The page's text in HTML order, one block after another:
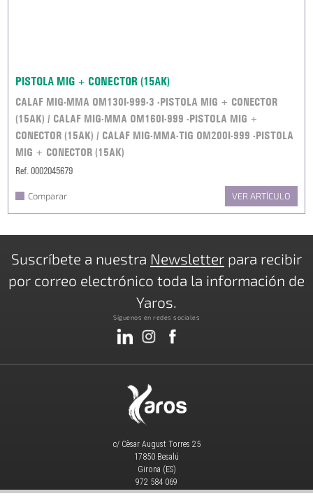
PISTOLA MIG + CONECTOR (15AK)
CALAF MIG-MMA OM130I-999-3 -PISTOLA MIG + CONECTOR
(15AK) / CALAF MIG-MMA OM160I-999 -PISTOLA MIG +
CONECTOR (15AK) / CALAF MIG-MMA-TIG OM200I-999 -PISTOLA
MIG + CONECTOR (15AK)
Ref. 0002045679
Comparar VER ARTÍCULO
Suscríbete a nuestra Newsletter para recibir
por correo electrónico toda la información de
Yaros.
Síguenos en redes sociales
c/ Cèsar August Torres 25
17850 Besalú
Girona (ES)
972 584 069